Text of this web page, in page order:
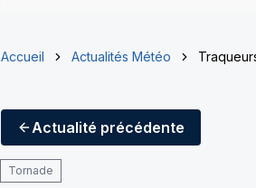
Accueil Actualités Météo
Actualité précédente
Tornade